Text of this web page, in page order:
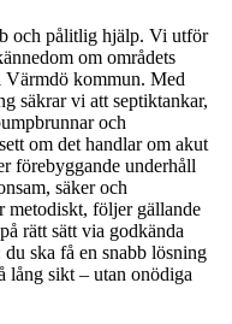
och pålitlig hjälp. Vi utför
om områdets
Värmdö kommun. Med
säkrar vi att septiktankar,
och
om det handlar om akut
förebyggande underhåll
säker och
metodiskt, följer gällande
rätt sätt via godkända
ska få en snabb lösning
lång sikt – utan onödiga